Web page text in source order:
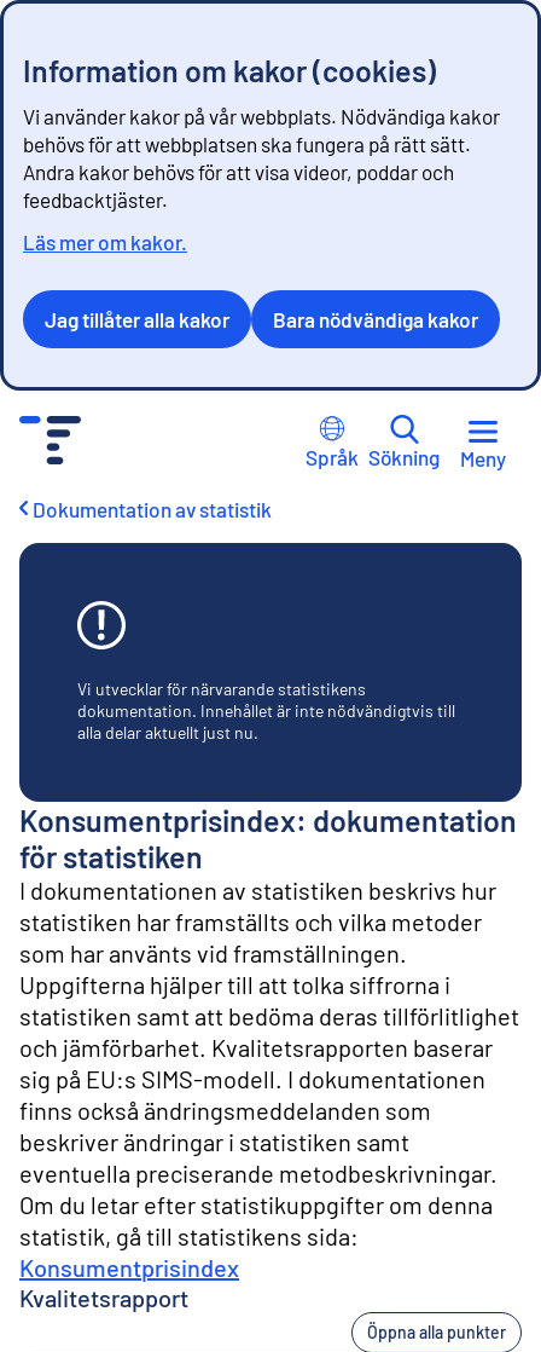
Information om kakor (cookies)
Vi använder kakor på vår webbplats. Nödvändiga kakor
behövs för att webbplatsen ska fungera på rätt sätt.
Andra kakor behövs för att visa videor, poddar och
feedbacktjäster.
Läs mer om kakor.
Jag tillåter alla kakor Bara nödvändiga kakor
Språk Sökning Meny
Dokumentation av statistik
Vi utvecklar för närvarande statistikens
dokumentation. Innehållet är inte nödvändigtvis till
alla delar aktuellt just nu.
Konsumentprisindex: dokumentation
för statistiken
I dokumentationen av statistiken beskrivs hur
statistiken har framställts och vilka metoder
som har använts vid framställningen.
Uppgifterna hjälper till att tolka siffrorna i
statistiken samt att bedöma deras tillförlitlighet
och jämförbarhet. Kvalitetsrapporten baserar
sig på EU:s SIMS-modell. I dokumentationen
finns också ändringsmeddelanden som
beskriver ändringar i statistiken samt
eventuella preciserande metodbeskrivningar.
Om du letar efter statistikuppgifter om denna
statistik, gå till statistikens sida:
Konsumentprisindex
Kvalitetsrapport
Öppna alla punkter